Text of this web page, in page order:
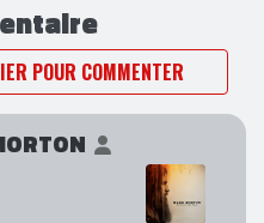
POUR COMMENTER